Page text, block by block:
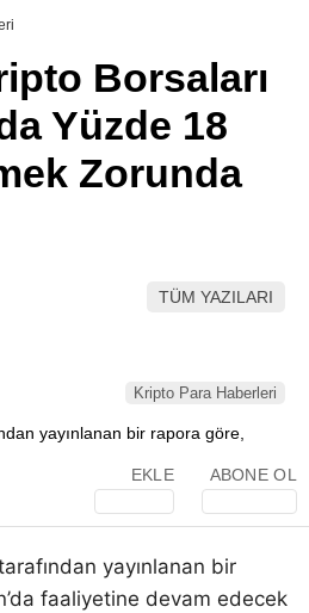
Youtube
TikTok
Borsaları
Yüzde 18
Zorunda
TÜM YAZILARI
Kripto Para Haberleri
EKLE ABONE OL
yayınlanan bir
faaliyetine devam edecek